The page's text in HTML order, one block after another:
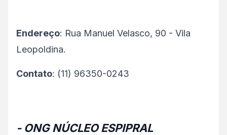
Endereço: Rua Manuel Velasco, 90 - Vila
Leopoldina.
Contato: (11) 96350-0243
- ONG NÚCLEO ESPIPRAL